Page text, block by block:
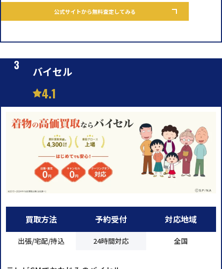
公式サイトから無料査定してみる
バイセル
4.1
買取方法
出張/宅配/持込
予約受付
24時間対応
対応地域
全国